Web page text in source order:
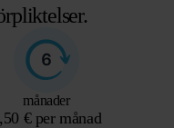
månader
€ per månad